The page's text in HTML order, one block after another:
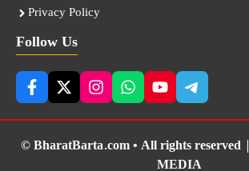
Privacy Policy
Follow Us
© BharatBarta.com • All rights reserved |
MEDIA